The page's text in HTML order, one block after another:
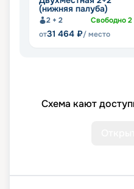
(нижняя палуба)
2 + 2 Свободно2
от31 464 ₽/ место
Схема кают